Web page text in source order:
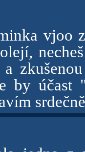
vjoo
a
by účast